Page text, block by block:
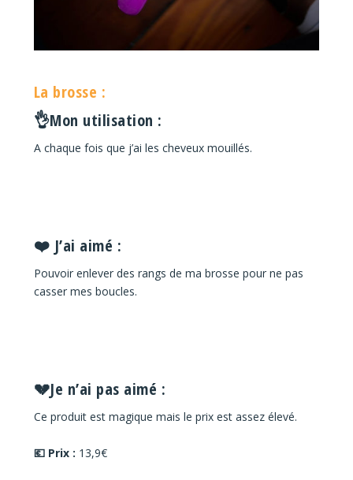
La brosse :
👌Mon utilisation :
A chaque fois que j’ai les cheveux mouillés.
❤️ J’ai aimé :
Pouvoir enlever des rangs de ma brosse pour ne pas
casser mes boucles.
💔Je n’ai pas aimé :
Ce produit est magique mais le prix est assez élevé.
💶 Prix : 13,9€